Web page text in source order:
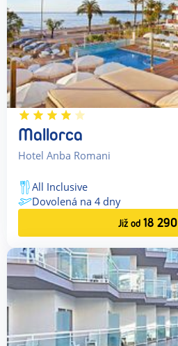
Mallorca
Hotel Anba Romani
All Inclusive
Dovolená na 4 dny
Již od 18 290